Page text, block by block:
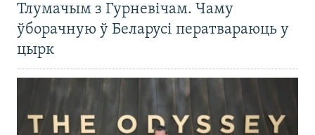
Тлумачым з Гурневічам. Чаму
ўборачную ў Беларусі ператвараюць у
цырк